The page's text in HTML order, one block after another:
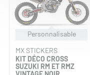
Personnalisable
MX STICKERS
KIT DÉCO CROSS
SUZUKI RM ET RMZ